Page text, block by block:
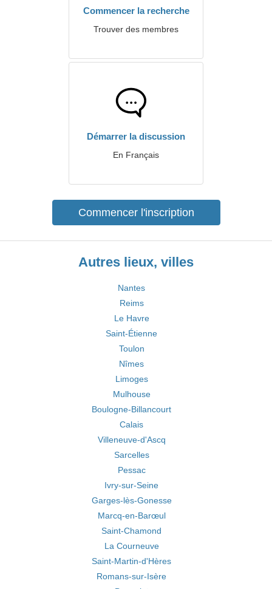
Commencer la recherche
Trouver des membres
Démarrer la discussion
En Français
Commencer l'inscription
Autres lieux, villes
Nantes
Reims
Le Havre
Saint-Étienne
Toulon
Nîmes
Limoges
Mulhouse
Boulogne-Billancourt
Calais
Villeneuve-d'Ascq
Sarcelles
Pessac
Ivry-sur-Seine
Garges-lès-Gonesse
Marcq-en-Barœul
Saint-Chamond
La Courneuve
Saint-Martin-d'Hères
Romans-sur-Isère